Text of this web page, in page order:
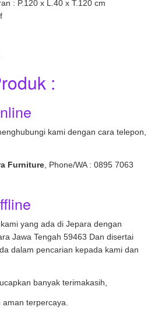
x T.120 cm
:
kami dengan cara telepon,
Furniture, Phone/WA : 0895 7063
yang ada di Jepara dengan
Jawa Tengah 59463 Dan disertai
dalam pencarian kepada kami dan
banyak terimakasih,
terpercaya.